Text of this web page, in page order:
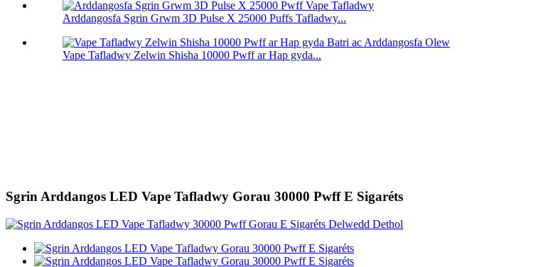
Arddangosfa Sgrin Grwm 3D Pulse X 25000 Puffs Tafladwy...
Vape Tafladwy Zelwin Shisha 10000 Pwff ar Hap gyda...
Sgrin Arddangos LED Vape Tafladwy Gorau 30000 Pwff E Sigaréts